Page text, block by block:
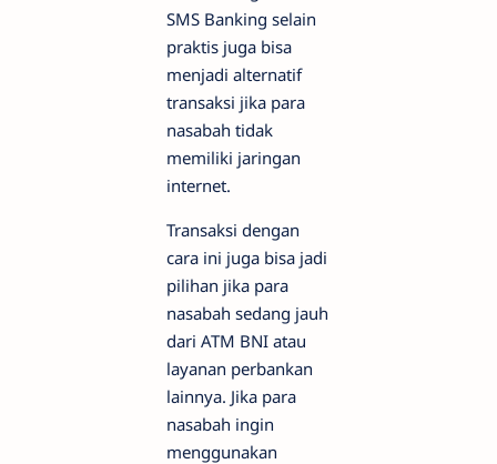
SMS Banking selain
praktis juga bisa
menjadi alternatif
transaksi jika para
nasabah tidak
memiliki jaringan
internet.
Transaksi dengan
cara ini juga bisa jadi
pilihan jika para
nasabah sedang jauh
dari ATM BNI atau
layanan perbankan
lainnya. Jika para
nasabah ingin
menggunakan